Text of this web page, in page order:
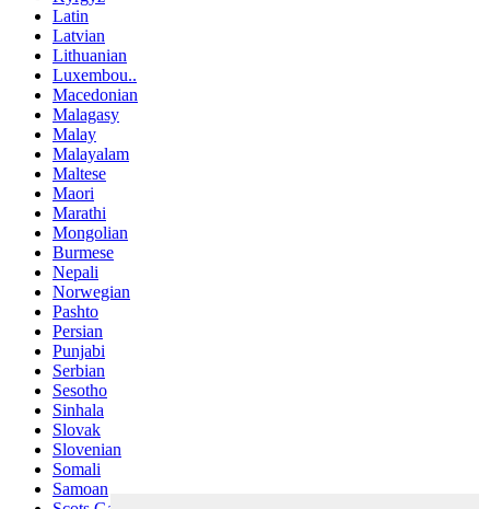
Latin
Latvian
Lithuanian
Luxembou..
Macedonian
Malagasy
Malay
Malayalam
Maltese
Maori
Marathi
Mongolian
Burmese
Nepali
Norwegian
Pashto
Persian
Punjabi
Serbian
Sesotho
Sinhala
Slovak
Slovenian
Somali
Samoan